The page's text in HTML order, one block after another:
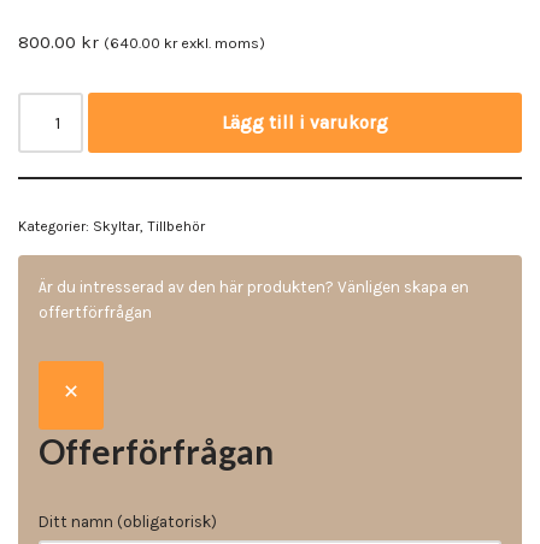
800.00 kr (640.00 krexkl. moms)
Lägg till i varukorg
Kategorier: Skyltar, Tillbehör
Är du intresserad av den här produkten? Vänligen skapa en
offertförfrågan
Offerförfrågan
Ditt namn (obligatorisk)